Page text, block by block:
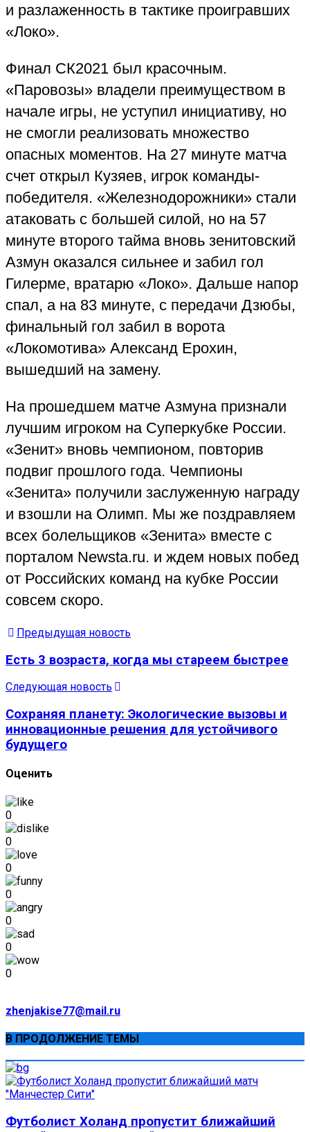
и разлаженность в тактике проигравших
«Локо».
Финал СК2021 был красочным.
«Паровозы» владели преимуществом в
начале игры, не уступил инициативу, но
не смогли реализовать множество
опасных моментов. На 27 минуте матча
счет открыл Кузяев, игрок команды-
победителя. «Железнодорожники» стали
атаковать с большей силой, но на 57
минуте второго тайма вновь зенитовский
Азмун оказался сильнее и забил гол
Гилерме, вратарю «Локо». Дальше напор
спал, а на 83 минуте, с передачи Дзюбы,
финальный гол забил в ворота
«Локомотива» Александ Ерохин,
вышедший на замену.
На прошедшем матче Азмуна признали
лучшим игроком на Суперкубке России.
«Зенит» вновь чемпионом, повторив
подвиг прошлого года. Чемпионы
«Зенита» получили заслуженную награду
и взошли на Олимп. Мы же поздравляем
всех болельщиков «Зенита» вместе с
порталом Newsta.ru. и ждем новых побед
от Российских команд на кубке России
совсем скоро.
Предыдущая новость
Есть 3 возраста, когда мы стареем быстрее
Следующая новость
Сохраняя планету: Экологические вызовы и
инновационные решения для устойчивого
будущего
Оценить
0
0
0
0
0
0
0
zhenjakise77@mail.ru
В ПРОДОЛЖЕНИЕ ТЕМЫ
Футболист Холанд пропустит ближайший